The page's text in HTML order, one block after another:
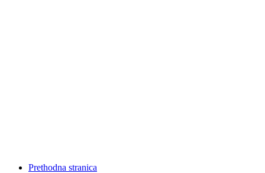
Prethodna stranica